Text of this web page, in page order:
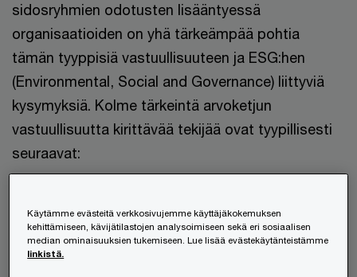
sidosryhmien odotusten lisääntyessä
organisaatioiden on yhä tärkeämpää pohtia
tämän tyyppisiä vastuullisuuteen ja ESG:hen
(Environmental, Social and Governance) liittyviä
kysymyksiä. Kolme tärkeintä arvoketjun
vastuullisuutta kirittävää tekijää ovat tyypillisesti
seuraavat:
ja palveluille kasvavat
Käytämme evästeitä verkkosivujemme käyttäjäkokemuksen
kehittämiseen, kävijätilastojen analysoimiseen sekä eri sosiaalisen
median ominaisuuksien tukemiseen. Lue lisää evästekäytänteistämme
linkistä.